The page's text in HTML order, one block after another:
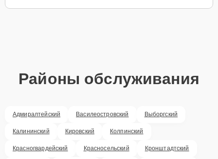
Районы обслуживания
Адмиралтейский Василеостровский Выборгский
Калининский Кировский Колпинский
Красногвардейский Красносельский Кронштадтский